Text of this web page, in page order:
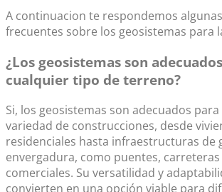
A continuacion te respondemos
frecuentes sobre los geosistemas para
¿Los geosistemas son
cualquier tipo de terreno?
Si, los geosistemas son adecuados
variedad de construcciones, desde
residenciales hasta infraestructuras de
envergadura, como puentes,
comerciales. Su versatilidad y
convierten en una opción viable para